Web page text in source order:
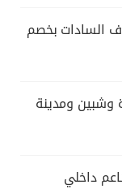
السادات بخصم
وشبين ومدينة
داخلي